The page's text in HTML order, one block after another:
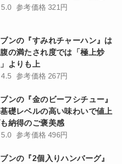
5.0 参考価格 321円
ンの『すみれチャーハン』は
の満たされ度では「極上炒
よりも上
4.5 参考価格 267円
ンの『金のビーフシチュー』
礎レベルの高い味わいで値上
納得のご褒美感
5.0 参考価格 496円
ンの『2個入りハンバーグ』